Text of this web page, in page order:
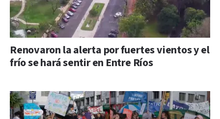
Renovaron la alerta por fuertes vientos y el
frío se hará sentir en Entre Ríos